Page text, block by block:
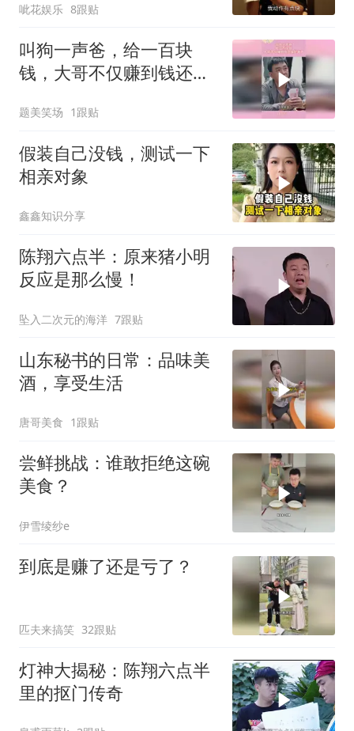
呲花娱乐 8跟贴
叫狗一声爸，给一百块
钱，大哥不仅赚到钱还保
题美笑场 1跟贴
假装自己没钱，测试一下
相亲对象
鑫鑫知识分享
陈翔六点半：原来猪小明
反应是那么慢！
坠入二次元的海洋 7跟贴
山东秘书的日常：品味美
酒，享受生活
唐哥美食 1跟贴
尝鲜挑战：谁敢拒绝这碗
美食？
伊雪绫纱e
到底是赚了还是亏了？
匹夫来搞笑 32跟贴
灯神大揭秘：陈翔六点半
里的抠门传奇